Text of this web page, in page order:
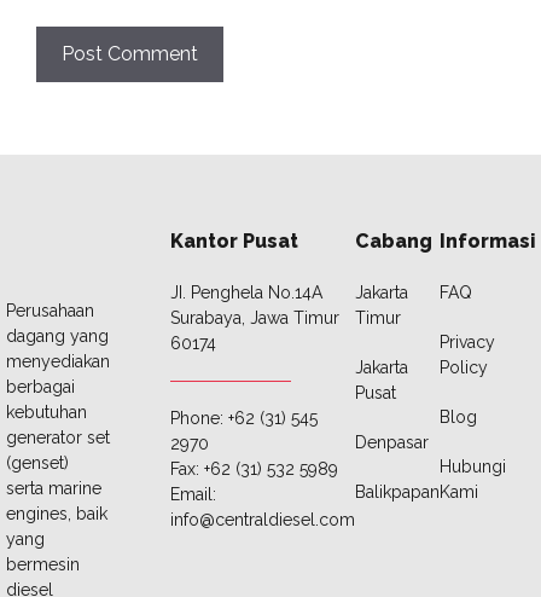
Perusahaan
dagang yang
menyediakan
berbagai
kebutuhan
generator set
(genset)
serta marine
engines, baik
yang
bermesin
diesel
Kantor Pusat
JI. Penghela No.14A
Surabaya, Jawa Timur
60174
Phone: +62 (31) 545
2970
Fax: +62 (31) 532 5989
Email:
info@centraldiesel.com
Cabang
Jakarta
Timur
Jakarta
Pusat
Denpasar
Balikpapan
Informasi
FAQ
Privacy
Policy
Blog
Hubungi
Kami